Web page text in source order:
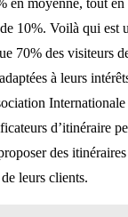
10%. Voilà qui est
70% des visiteurs
à leurs
d’itinéraire
des
leurs clients.